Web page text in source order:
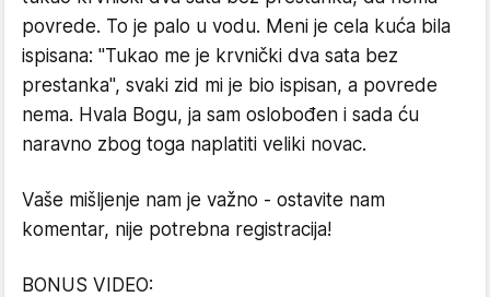
povrede. To je palo u vodu. Meni je cela kuća bila
ispisana: "Tukao me je krvnički dva sata bez
prestanka", svaki zid mi je bio ispisan, a povrede
nema. Hvala Bogu, ja sam oslobođen i sada ću
naravno zbog toga naplatiti veliki novac.
Vaše mišljenje nam je važno - ostavite nam
komentar, nije potrebna registracija!
BONUS VIDEO: